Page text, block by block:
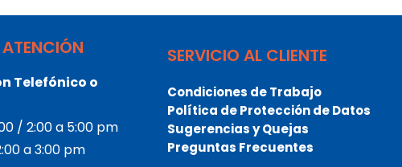
Telefónico o
/ 2:00 a 5:00 pm
a 3:00 pm
SERVICIO AL CLIENTE
Condiciones de Trabajo
Política de Protección de Datos
Sugerencias y Quejas
Preguntas Frecuentes